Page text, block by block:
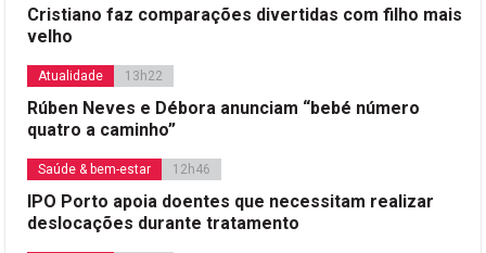
Cristiano faz comparações divertidas com filho mais
velho
Atualidade 13h22
Rúben Neves e Débora anunciam “bebé número
quatro a caminho”
Saúde & bem-estar 12h46
IPO Porto apoia doentes que necessitam realizar
deslocações durante tratamento